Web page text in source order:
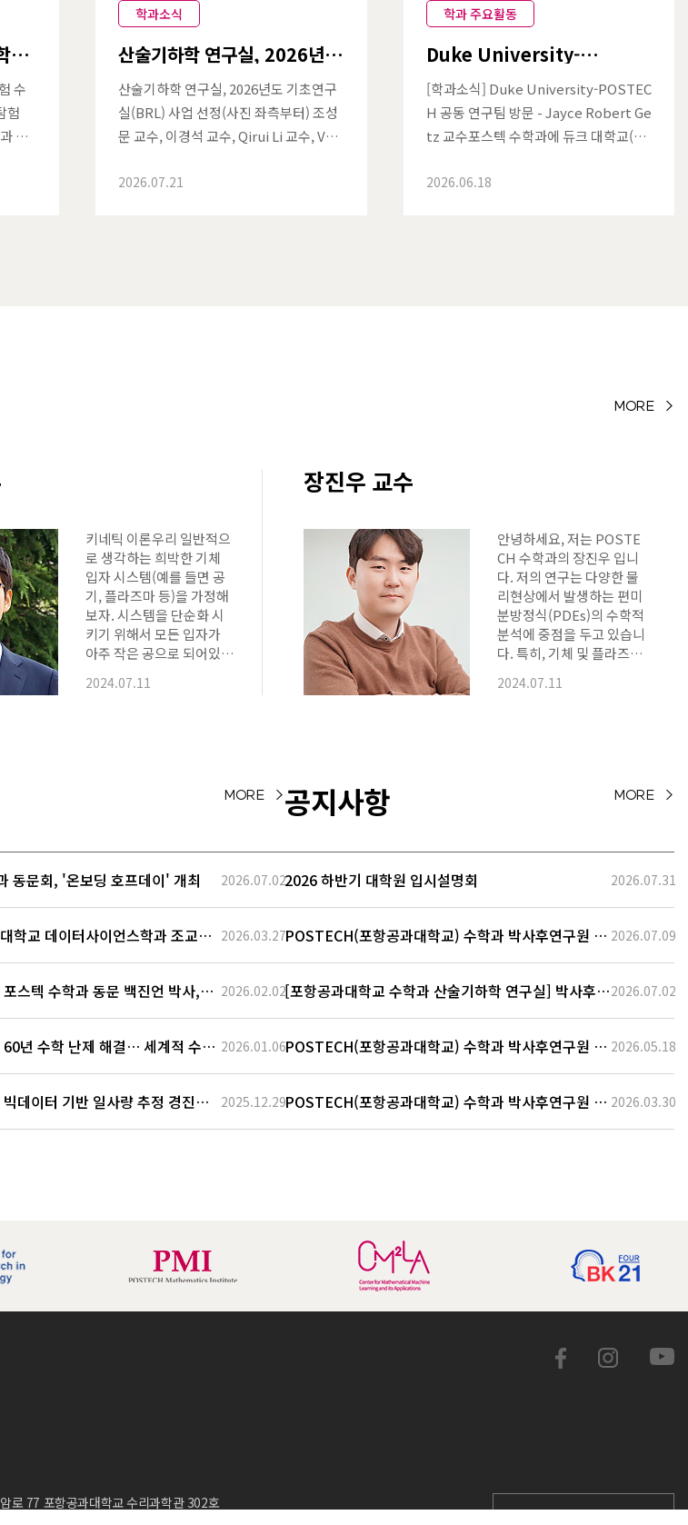
과
수
험
교
이
학과소식
산술기하학 연구실, 2026년도
기초연구실(BRL) 사업 선정
산술기하학 연구실, 2026년도 기초연구
실(BRL) 사업 선정(사진 좌측부터) 조성
문 교수, 이경석 교수, Qirui Li 교수, Val
조성문 교수, 홍정택, 이유찬 대학원생포
2026.07.21
학과 주요활동
Duke University-
POSTECH 공동 연구팀 방문 -
Jayce Robert Getz 교수
[학과소식] Duke University-POSTEC
H 공동 연구팀 방문 - Jayce Robert Ge
tz 교수포스텍 수학과에 듀크 대학교(Du
rt Getz 교수가 글로벌 리서치 스칼라(G
2026.06.18
MORE >
키네틱 이론우리 일반적으
로 생각하는 희박한 기체
입자 시스템(예를 들면 공
기, 플라즈마 등)을 가정해
보자. 시스템을 단순화 시
키기 위해서 모든 입자가
아주 작은 공으로 되어있다
완전탄성충돌(질량, 운동
시스템을 기술하는 것이 원
칙적으로 가능하다.하지만
기체입…
2024.07.11
장진우 교수
안녕하세요, 저는 POSTE
CH 수학과의 장진우 입니
다. 저의 연구는 다양한 물
리현상에서 발생하는 편미
분방정식(PDEs)의 수학적
분석에 중점을 두고 있습니
다. 특히, 기체 및 플라즈마
분야에서 다양한 PDEs의
국소적 및 전역적 존재성,
유일성, 정칙성을 증명하
2024.07.11
MORE >
동문회, '온보딩 호프데이' 개최 2026.07.02
학교 데이터사이언스학과 조교수 2026.03.27
스텍 수학과 동문 백진언 박사, 2026.02.02
년 수학 난제 해결… 세계적 수학 2026.01.06
데이터 기반 일사량 추정 경진대 2025.12.29
공지사항 MORE >
2026 하반기 대학원 입시설명회 2026.07.31
POSTECH(포항공과대학교) 수학과 박사후연구원 채 2026.07.09
[포항공과대학교 수학과 산술기하학 연구실] 박사후연2026.07.02
POSTECH(포항공과대학교) 수학과 박사후연구원 채 2026.05.18
POSTECH(포항공과대학교) 수학과 박사후연구원 채 2026.03.30
로 77 포항공과대학교 수리과학관 302호